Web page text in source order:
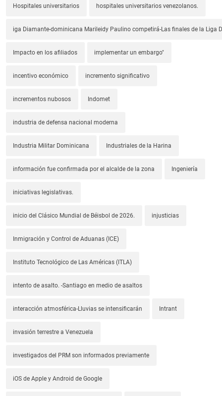
Hospitales universitarios hospitales universitarios venezolanos.
iga Diamante-dominicana Marileidy Paulino competirá-Las finales de la Liga
Impacto en los afiliados implementar un embargo"
incentivo económico incremento significativo
incrementos nubosos Indomet
industria de defensa nacional moderna
Industria Militar Dominicana Industriales de la Harina
información fue confirmada por el alcalde de la zona Ingeniería
iniciativas legislativas.
inicio del Clásico Mundial de Béisbol de 2026. injusticias
Inmigración y Control de Aduanas (ICE)
Instituto Tecnológico de Las Américas (ITLA)
intento de asalto. -Santiago en medio de asaltos
interacción atmosférica-Lluvias se intensificarán Intrant
invasión terrestre a Venezuela
investigados del PRM son informados previamente
iOS de Apple y Android de Google